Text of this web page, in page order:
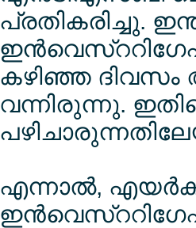
പ്രതികരിച്ചു.
കഴിഞ്ഞ ദിവസം
വന്നിരുന്നു.
എന്നാല്‍,